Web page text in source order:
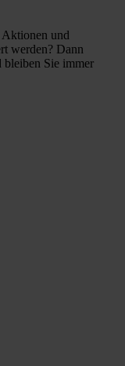
Aktionen und
werden? Dann
bleiben Sie immer